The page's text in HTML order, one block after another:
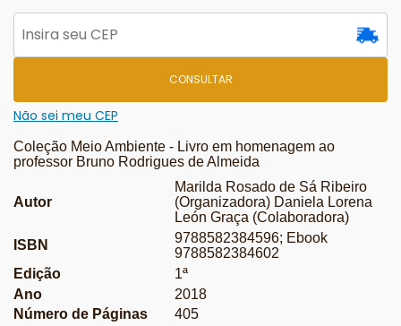
CONSULTAR
Não sei meu CEP
Coleção Meio Ambiente - Livro em homenagem ao
professor Bruno Rodrigues de Almeida
Autor
Marilda Rosado de Sá Ribeiro
(Organizadora) Daniela Lorena
León Graça (Colaboradora)
ISBN
9788582384596; Ebook
9788582384602
Edição
1ª
Ano
2018
Número de Páginas
405